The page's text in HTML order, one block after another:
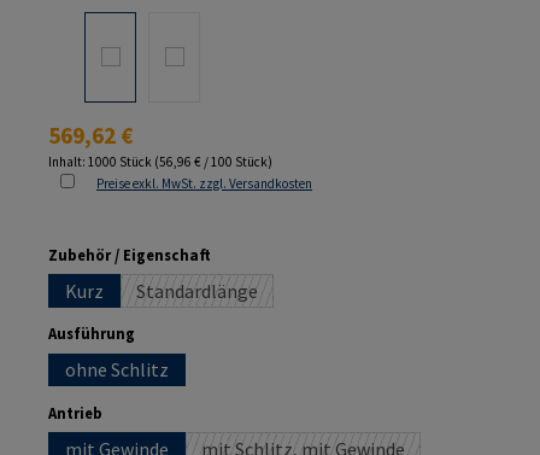
Regulärer Preis:
569,62 €
Inhalt: 1000 Stück (56,96 € / 100 Stück)
Preise exkl. MwSt. zzgl. Versandkosten
Zubehör / Eigenschaft
Kurz Standardlänge(Diese Option ist zurzeit nicht verfügbar.)
Ausführung
ohne Schlitz
Antrieb
mit Gewinde mit Schlitz, mit Gewinde